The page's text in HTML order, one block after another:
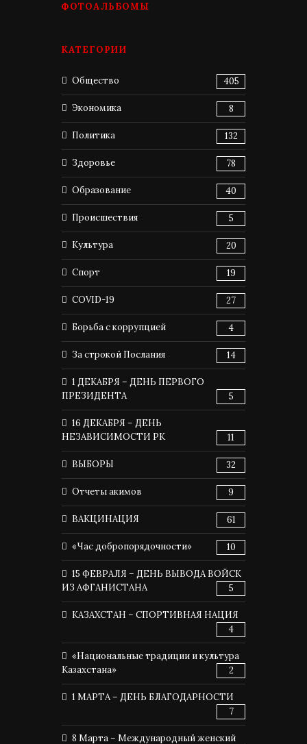
ФОТОАЛЬБОМЫ
КАТЕГОРИИ
Общество 405
Экономика 8
Политика 132
Здоровье 78
Образование 40
Происшествия 5
Культура 20
Спорт 19
COVID-19 27
Борьба с коррупцией 4
За строкой Послания 14
1 ДЕКАБРЯ – ДЕНЬ ПЕРВОГО
ПРЕЗИДЕНТА
5
16 ДЕКАБРЯ – ДЕНЬ
НЕЗАВИСИМОСТИ РК
11
ВЫБОРЫ 32
Отчеты акимов 9
ВАКЦИНАЦИЯ 61
«Час добропорядочности» 10
15 ФЕВРАЛЯ – ДЕНЬ ВЫВОДА ВОЙСК
ИЗ АФГАНИСТАНА
5
КАЗАХСТАН – СПОРТИВНАЯ НАЦИЯ
4
«Национальные традиции и культура
Казахстана»
2
1 МАРТА – ДЕНЬ БЛАГОДАРНОСТИ
7
8 Марта – Международный женский